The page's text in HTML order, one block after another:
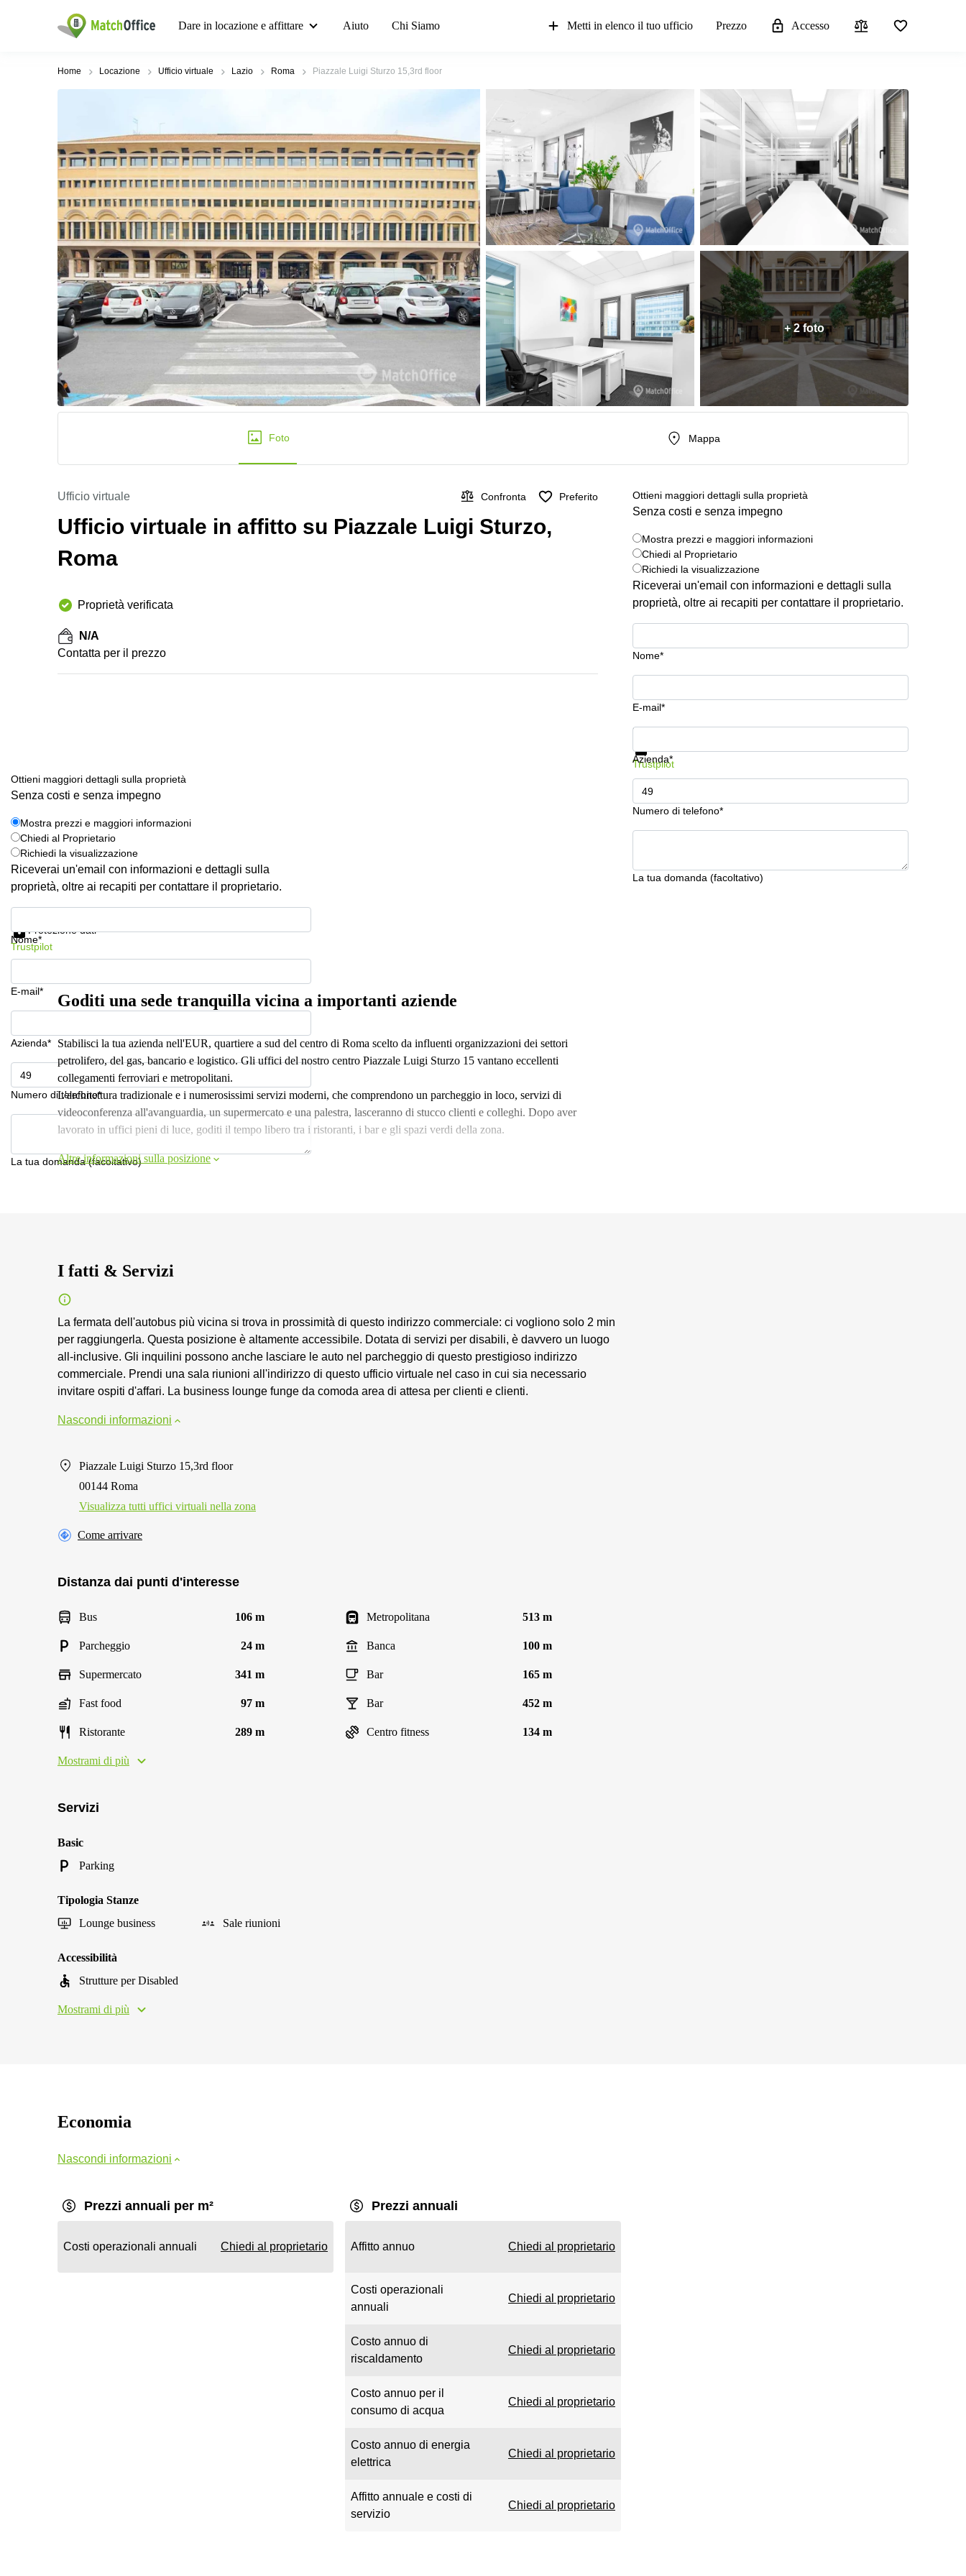
Dare in locazione e affittare Aiuto Chi Siamo Metti in elenco il tuo ufficio Prezzo Accesso
Home Locazione Ufficio virtuale Lazio Roma Piazzale Luigi Sturzo 15,3rd floor
+ 2 foto
Foto Mappa
Ufficio virtuale Confronta Preferito
Ufficio virtuale in affitto su Piazzale Luigi Sturzo,
Roma
Proprietà verificata
N/A
Сontatta per il prezzo
Ottieni maggiori dettagli sulla proprietà
Senza costi e senza impegno
Mostra prezzi e maggiori informazioni
Chiedi al Proprietario
Richiedi la visualizzazione
Riceverai un'email con informazioni e dettagli sulla
proprietà, oltre ai recapiti per contattare il proprietario.
Nome*
E-mail*
Azienda*
Numero di telefono*
La tua domanda (facoltativo)
Mostra prezzi e maggiori informazioni
Trustpilot
Ottieni maggiori dettagli sulla proprietà
Senza costi e senza impegno
Mostra prezzi e maggiori informazioni
Chiedi al Proprietario
Richiedi la visualizzazione
Riceverai un'email con informazioni e dettagli sulla
proprietà, oltre ai recapiti per contattare il proprietario.
Nome*
E-mail*
Azienda*
Numero di telefono*
La tua domanda (facoltativo)
Protezione dati
Trustpilot
Goditi una sede tranquilla vicina a importanti aziende
Stabilisci la tua azienda nell'EUR, quartiere a sud del centro di Roma scelto da influenti organizzazioni dei settori
petrolifero, del gas, bancario e logistico. Gli uffici del nostro centro Piazzale Luigi Sturzo 15 vantano eccellenti
collegamenti ferroviari e metropolitani.
L'architettura tradizionale e i numerosissimi servizi moderni, che comprendono un parcheggio in loco, servizi di
videoconferenza all'avanguardia, un supermercato e una palestra, lasceranno di stucco clienti e colleghi. Dopo aver
lavorato in uffici pieni di luce, goditi il tempo libero tra i ristoranti, i bar e gli spazi verdi della zona.
Altre informazioni sulla posizione
I fatti & Servizi
La fermata dell'autobus più vicina si trova in prossimità di questo indirizzo commerciale: ci vogliono solo 2 min
per raggiungerla. Questa posizione è altamente accessibile. Dotata di servizi per disabili, è davvero un luogo
all-inclusive. Gli inquilini possono anche lasciare le auto nel parcheggio di questo prestigioso indirizzo
commerciale. Prendi una sala riunioni all'indirizzo di questo ufficio virtuale nel caso in cui sia necessario
invitare ospiti d'affari. La business lounge funge da comoda area di attesa per clienti e clienti.
Nascondi informazioni
Piazzale Luigi Sturzo 15,3rd floor
00144 Roma
Visualizza tutti uffici virtuali nella zona
Come arrivare
Distanza dai punti d'interesse
Bus 106 m Metropolitana 513 m
Parcheggio 24 m Banca 100 m
Supermercato 341 m Bar 165 m
Fast food 97 m Bar 452 m
Ristorante 289 m Centro fitness 134 m
Mostrami di più
Servizi
Basic
Parking
Tipologia Stanze
Lounge business
Sale riunioni
Accessibilità
Strutture per Disabled
Mostrami di più
Economia
Nascondi informazioni
Prezzi annuali per m²
Costi operazionali annuali Chiedi al proprietario
Prezzi annuali
Affitto annuo Chiedi al proprietario
Costi operazionali
annuali
Chiedi al proprietario
Costo annuo di
riscaldamento
Chiedi al proprietario
Costo annuo per il
consumo di acqua
Chiedi al proprietario
Costo annuo di energia
elettrica
Chiedi al proprietario
Affitto annuale e costi di
servizio
Chiedi al proprietario